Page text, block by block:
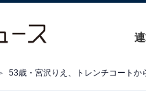
53歳・宮沢りえ、トレンチコートか